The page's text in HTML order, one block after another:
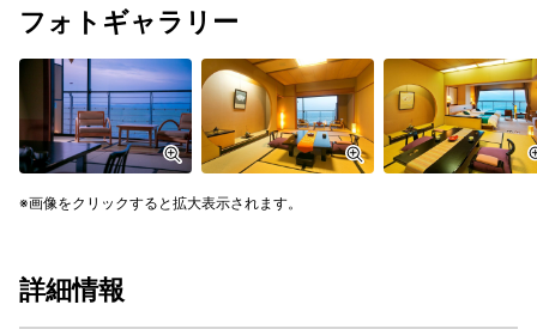
フォトギャラリー
画像をクリックすると拡大表示されます。
詳細情報